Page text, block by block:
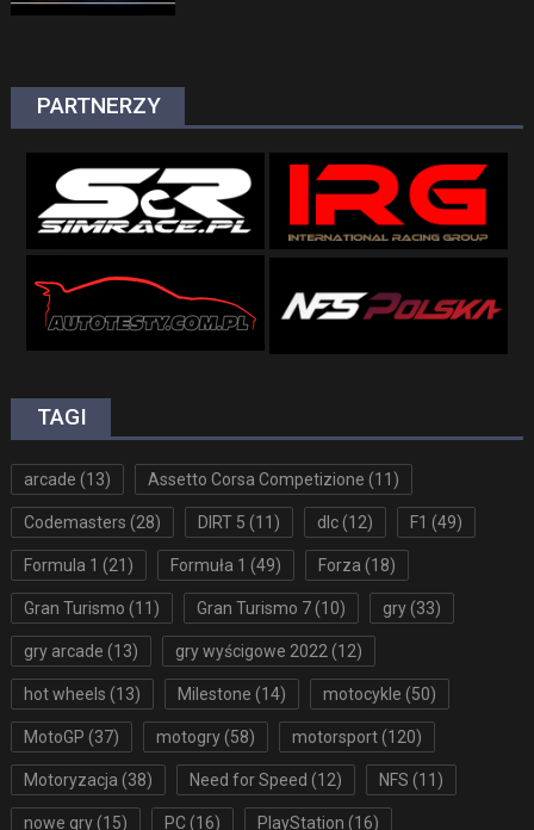
PARTNERZY
TAGI
arcade (13) Assetto Corsa Competizione (11)
Codemasters (28) DIRT 5 (11) dlc(12) F1 (49)
Formula 1 (21) Formuła 1 (49) Forza (18)
Gran Turismo (11) Gran Turismo 7(10) gry(33)
gry arcade (13) gry wyścigowe 2022 (12)
hot wheels (13) Milestone (14) motocykle (50)
MotoGP (37) motogry(58) motorsport(120)
Motoryzacja (38) Need for Speed (12) NFS (11)
nowe gry(15) PC (16) PlayStation (16)